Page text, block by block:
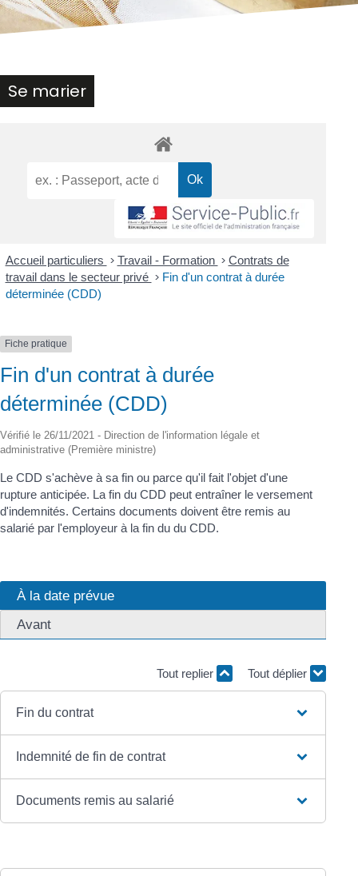
Se marier
Accueil particuliers > Travail - Formation > Contrats de
travail dans le secteur privé > Fin d'un contrat à durée
déterminée (CDD)
Fiche pratique
Fin d'un contrat à durée
déterminée (CDD)
Vérifié le 26/11/2021 - Direction de l'information légale et
administrative (Première ministre)
Le CDD s'achève à sa fin ou parce qu'il fait l'objet d'une
rupture anticipée. La fin du CDD peut entraîner le versement
d'indemnités. Certains documents doivent être remis au
salarié par l'employeur à la fin du du CDD.
À la date prévue
Avant
Tout replier Tout déplier
Fin du contrat
Indemnité de fin de contrat
Documents remis au salarié